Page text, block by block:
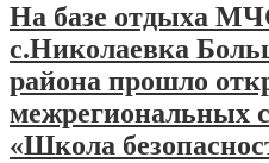
На базе отдыха
с.Николаевка
района прошло
межрегиональных
«Школа